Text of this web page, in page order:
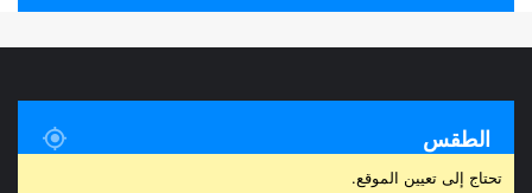
الطقس
تحتاج إلى تعيين الموقع.